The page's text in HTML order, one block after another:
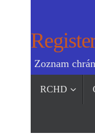
Zoznam
RCHD